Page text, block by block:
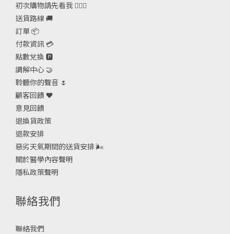
初次購物請先看我 🙋🏻‍♀️
送貨路線 🚚
訂單 📦
付款資訊 💳
點數兌換 🅿️
調解中心 🤝
聆聽你的聲音 🌷
顧客回饋 ❤️
意見回饋
退換貨政策
退款安排
惡劣天氣期間的送貨安排🌬
關於醫學內容聲明
隱私政策聲明
聯絡我們
聯絡我們